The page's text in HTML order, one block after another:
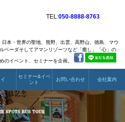
日本・世界の聖地、熊野、出雲、高野山、徳島、マウ
ベーダそしてアマンリゾーツなど 「癒し」「心」の
のイベント、セミナーを企画。
TEL:050-8888-8763
セミナー&イベ
ント
お問い合わせ 会社案内